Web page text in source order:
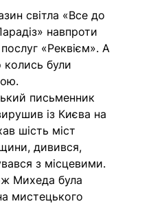
світла «Все до
навпроти
«Реквієм». А
були
письменник
із Києва на
шість міст
дивився,
з місцевими.
Михеда була
мистецького